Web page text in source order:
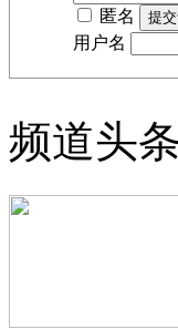
匿名
用户名
频道头条